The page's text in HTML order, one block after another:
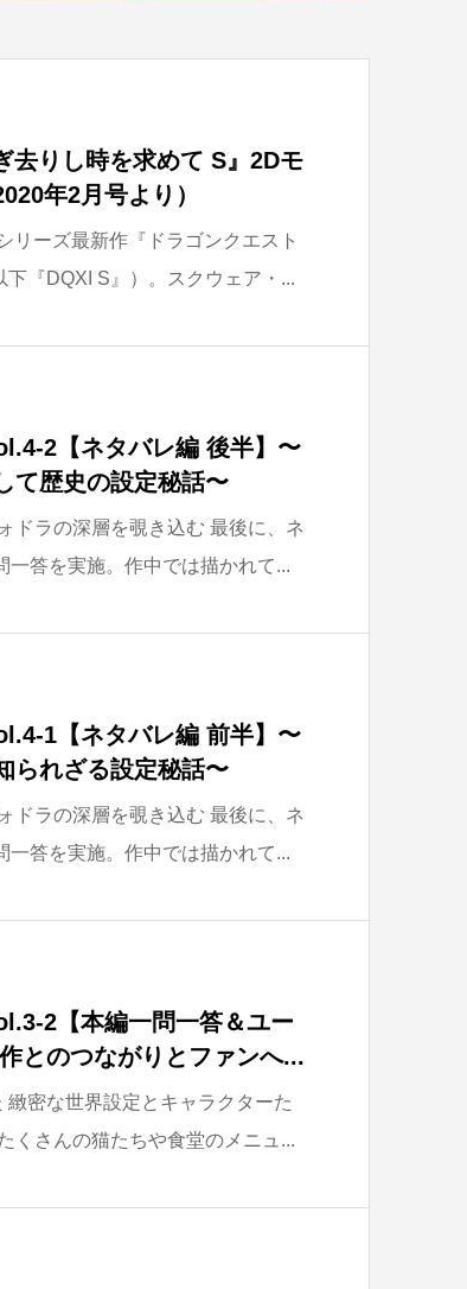
去りし時を求めて S』2Dモ
年2月号より）
リーズ最新作『ドラゴンクエスト
『DQXI S』）。スクウェア・...
2【ネタバレ編 後半】〜
て歴史の設定秘話〜
ドラの深層を覗き込む 最後に、ネ
一答を実施。作中では描かれて...
1【ネタバレ編 前半】〜
られざる設定秘話〜
ドラの深層を覗き込む 最後に、ネ
一答を実施。作中では描かれて...
2【本編一問一答＆ユー
とのつながりとファンへ...
緻密な世界設定とキャラクターた
くさんの猫たちや食堂のメニュ...